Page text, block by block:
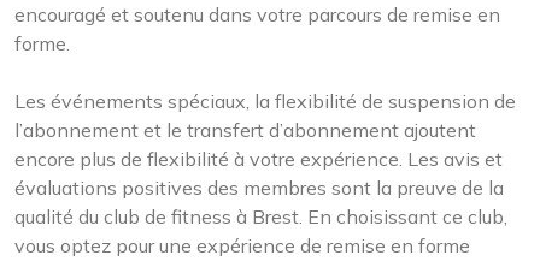
encouragé et soutenu dans votre parcours de remise en
forme.
Les événements spéciaux, la flexibilité de suspension de
l’abonnement et le transfert d’abonnement ajoutent
encore plus de flexibilité à votre expérience. Les avis et
évaluations positives des membres sont la preuve de la
qualité du club de fitness à Brest. En choisissant ce club,
vous optez pour une expérience de remise en forme